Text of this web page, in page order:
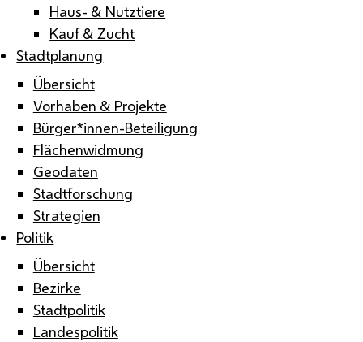
Haus- & Nutztiere
Kauf & Zucht
Stadtplanung
Übersicht
Vorhaben & Projekte
Bürger*innen-Beteiligung
Flächenwidmung
Geodaten
Stadtforschung
Strategien
Politik
Übersicht
Bezirke
Stadtpolitik
Landespolitik